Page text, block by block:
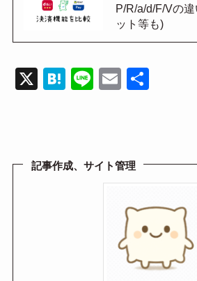
P/R/a/d/F/Vの
ット等も)
X
H
a
Li
E
記事作成、サイト管理